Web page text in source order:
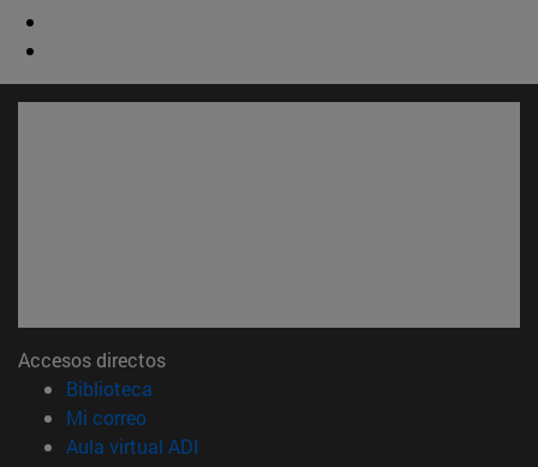
Accesos directos
Biblioteca
Mi correo(abre en nueva ventana)
Aula virtual ADI